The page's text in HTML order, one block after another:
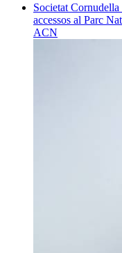
Societat Cornudella
accessos al Parc
ACN